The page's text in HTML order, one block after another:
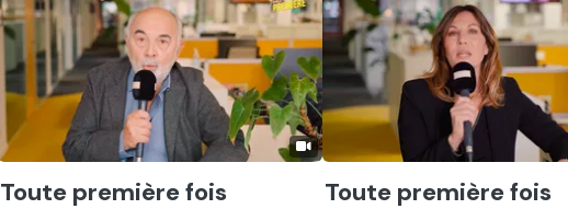
Ecouter
Toute première fois Ecouter
Toute première fois